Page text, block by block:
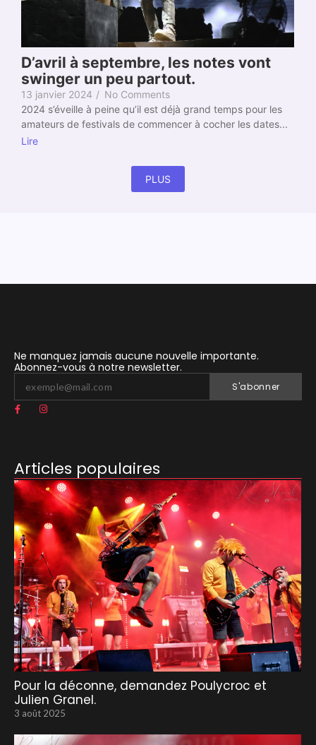
D’avril à septembre, les notes vont
swinger un peu partout.
13 janvier 2024 / No Comments
2024 s’éveille à peine qu’il est déjà grand temps pour les
amateurs de festivals de commencer à cocher les dates...
Lire
PLUS
Ne manquez jamais aucune nouvelle importante.
Abonnez-vous à notre newsletter.
S'abonner
Articles populaires
Pour la déconne, demandez Poulycroc et
Julien Granel.
3 août 2025